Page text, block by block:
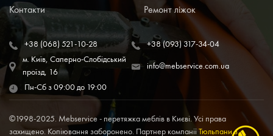
+38 (068) 521-10-28
+38 (093) 317-34-04
м. Київ, Саперно-Слобідський
проїзд, 16
info@mebservice.com.ua
Пн-Сб з 09:00 до 19:00
Контакти
Ремонт ліжок
©1998-2025. Mebservice - перетяжка меблів в Києві. Усі права
захищено. Копіювання заборонено. Партнер компаніїТюльпани з